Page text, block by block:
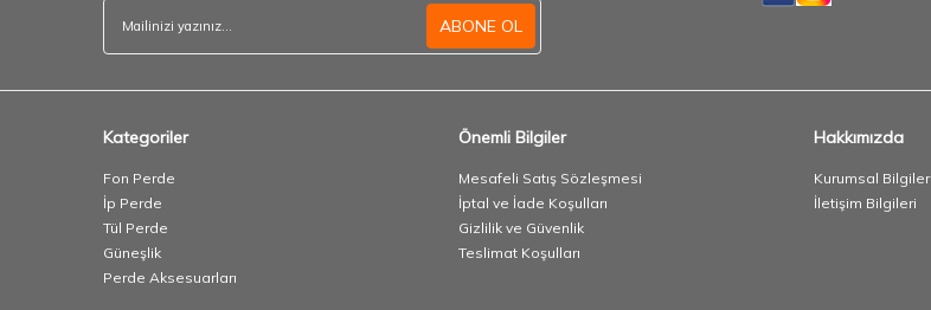
ABONE OL
Kategoriler
Fon Perde
İp Perde
Tül Perde
Güneşlik
Perde Aksesuarları
Önemli Bilgiler
Mesafeli Satış Sözleşmesi
İptal ve İade Koşulları
Gizlilik ve Güvenlik
Teslimat Koşulları
Hakkımızda
Kurumsal Bilgiler
İletişim Bilgileri